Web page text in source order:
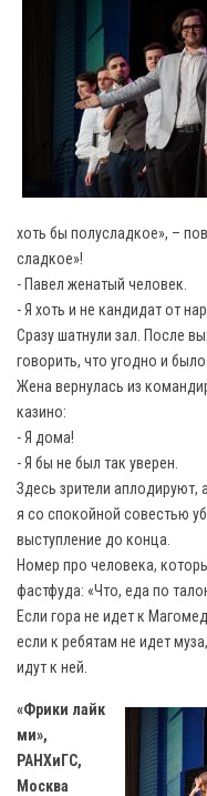
хоть бы полусладкое», –
сладкое»!
- Павел женатый человек.
- Я хоть и не кандидат от
Сразу шатнули зал. После
говорить, что угодно и
Жена вернулась из
казино:
- Я дома!
- Я бы не был так уверен.
Здесь зрители
я со спокойной совестью
выступление до конца.
Номер про человека,
фастфуда: «Что, еда по
Если гора не идет к
если к ребятам не идет
идут к ней.
«Фрики лайк
ми»,
РАНХиГС,
Москва